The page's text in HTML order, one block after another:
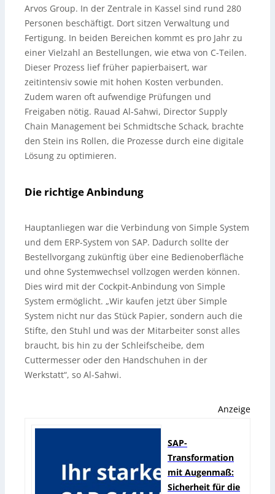
Arvos Group. In der Zentrale in Kassel sind rund 280
Personen beschäftigt. Dort sitzen Verwaltung und
Fertigung. In beiden Bereichen kommt es pro Jahr zu
einer Vielzahl an Bestellungen, wie etwa von C-Teilen.
Dieser Prozess lief früher papierbaisert, war
zeitintensiv sowie mit hohen Kosten verbunden.
Zudem waren oft aufwendige Prüfungen und
Freigaben nötig. Rauad Al-Sahwi, Director Supply
Chain Management bei Schmidtsche Schack, brachte
den Stein ins Rollen, die Prozesse durch eine digitale
Lösung zu optimieren.
Die richtige Anbindung
Hauptanliegen war die Verbindung von Simple System
und dem ERP-System von SAP. Dadurch sollte der
Bestellvorgang zukünftig über eine Bedienoberfläche
und ohne Systemwechsel vollzogen werden können.
Dies wird mit der Cockpit-Anbindung von Simple
System ermöglicht. „Wir kaufen jetzt über Simple
System nicht nur das Stück Papier, sondern auch die
Stifte, den Stuhl und was der Mitarbeiter sonst alles
braucht, bis hin zu der Schleifscheibe, dem
Cuttermesser oder den Handschuhen in der
Werkstatt“, so Al-Sahwi.
Anzeige
SAP-
Transformation
mit Augenmaß:
Sicherheit für die